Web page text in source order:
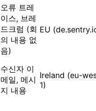
오류 트레
이스, 브레
드크럼 (회
의 내용 없
음)
EU
수신자 이
메일, 메시
지 내용
Ireland (eu-
1)